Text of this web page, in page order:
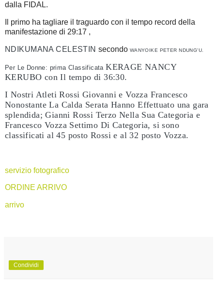
dalla FIDAL.
Il primo ha tagliare il traguardo con il tempo record della
manifestazione di 29:17 ,
NDIKUMANA CELESTIN secondo WANYOIKE PETER NDUNG'U.
Per Le Donne: prima Classificata KERAGE NANCY
KERUBO con Il tempo di 36:30.
I Nostri Atleti Rossi Giovanni e Vozza Francesco
Nonostante La Calda Serata Hanno Effettuato una gara
splendida; Gianni Rossi Terzo Nella Sua Categoria e
Francesco Vozza Settimo Di Categoria, si sono
classificati al 45 posto Rossi e al 32 posto Vozza.
servizio fotografico
ORDINE ARRIVO
arrivo
Condividi